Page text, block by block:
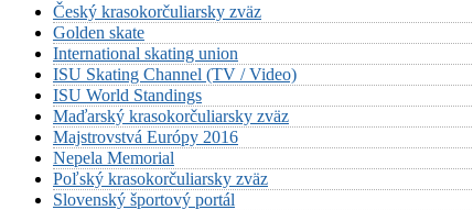
Český krasokorčuliarsky zväz
Golden skate
International skating union
ISU Skating Channel (TV / Video)
ISU World Standings
Maďarský krasokorčuliarsky zväz
Majstrovstvá Európy 2016
Nepela Memorial
Poľský krasokorčuliarsky zväz
Slovenský športový portál